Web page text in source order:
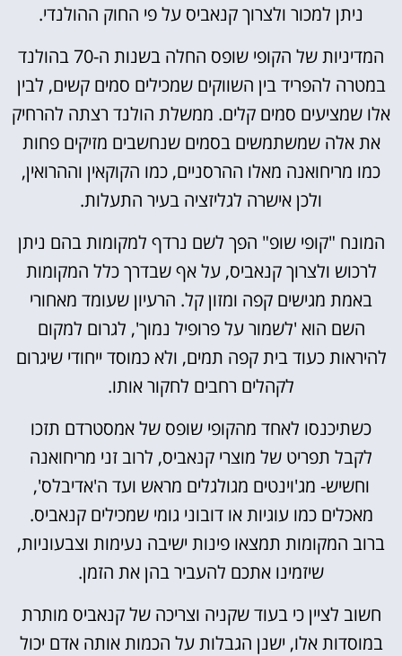
ניתן למכור ולצרוך קנאביס על פי החוק ההולנדי.
המדיניות של הקופי שופס החלה בשנות ה-70 בהולנד
במטרה להפריד בין השווקים שמכילים סמים קשים, לבין
אלו שמציעים סמים קלים. ממשלת הולנד רצתה להרחיק
את אלה שמשתמשים בסמים שנחשבים מזיקים פחות
כמו מריחואנה מאלו ההרסניים, כמו הקוקאין וההרואין,
ולכן אישרה לגליזציה בעיר התעלות.
המונח "קופי שופ" הפך לשם נרדף למקומות בהם ניתן
לרכוש ולצרוך קנאביס, על אף שבדרך כלל המקומות
באמת מגישים קפה ומזון קל. הרעיון שעומד מאחורי
השם הוא 'לשמור על פרופיל נמוך', לגרום למקום
להיראות כעוד בית קפה תמים, ולא כמוסד ייחודי שיגרום
לקהלים רחבים לחקור אותו.
כשתיכנסו לאחד מהקופי שופס של אמסטרדם תזכו
לקבל תפריט של מוצרי קנאביס, לרוב זני מריחואנה
וחשיש- מג'וינטים מגולגלים מראש ועד ה'אדיבלס',
מאכלים כמו עוגיות או דובוני גומי שמכילים קנאביס.
ברוב המקומות תמצאו פינות ישיבה נעימות וצבעוניות,
שיזמינו אתכם להעביר בהן את הזמן.
חשוב לציין כי בעוד שקניה וצריכה של קנאביס מותרת
במוסדות אלו, ישנן הגבלות על הכמות אותה אדם יכול